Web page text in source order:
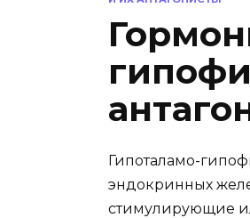
Гипоталамо-
эндокринных
стимулирующие